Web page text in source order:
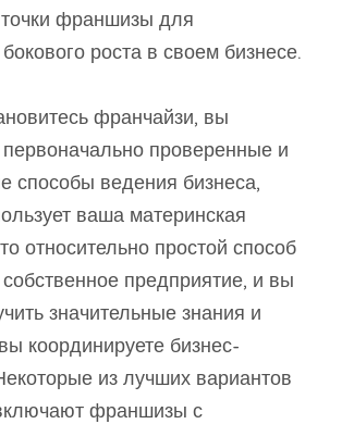
франшизы для
роста в своем бизнесе.
франчайзи, вы
первоначально проверенные и
способы ведения бизнеса,
ваша материнская
относительно простой способ
собственное предприятие, и вы
значительные знания и
координируете бизнес-
из лучших вариантов
франшизы с